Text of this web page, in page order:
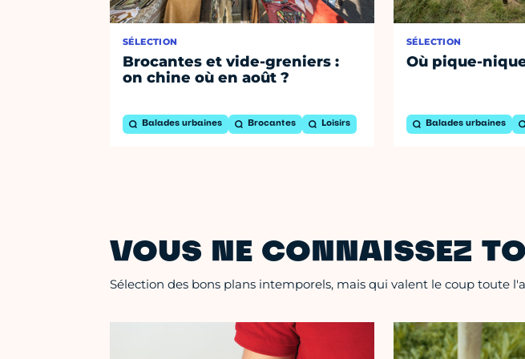
SÉLECTION
Brocantes et vide-greniers :
on chine où en août ?
Balades urbaines Brocantes Loisirs
SÉLECTION
Où pique-
Balades urbaines
VOUS NE CONNAISSEZ
Sélection des bons plans intemporels, mais qui valent le coup toute